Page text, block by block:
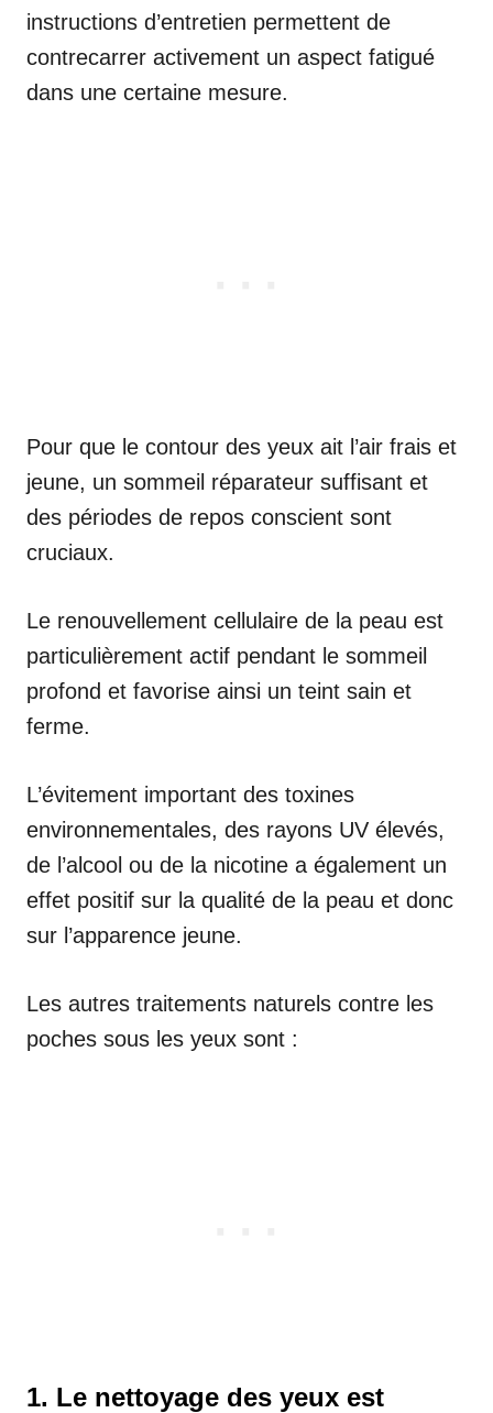
instructions d’entretien permettent de
contrecarrer activement un aspect fatigué
dans une certaine mesure.
Pour que le contour des yeux ait l’air frais et
jeune, un sommeil réparateur suffisant et
des périodes de repos conscient sont
cruciaux.
Le renouvellement cellulaire de la peau est
particulièrement actif pendant le sommeil
profond et favorise ainsi un teint sain et
ferme.
L’évitement important des toxines
environnementales, des rayons UV élevés,
de l’alcool ou de la nicotine a également un
effet positif sur la qualité de la peau et donc
sur l’apparence jeune.
Les autres traitements naturels contre les
poches sous les yeux sont :
1. Le nettoyage des yeux est